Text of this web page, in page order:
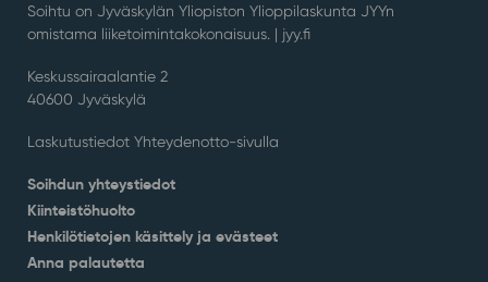
Soihtu on Jyväskylän Yliopiston Ylioppilaskunta JYYn
omistama liiketoimintakokonaisuus. | jyy.fi
Keskussairaalantie 2
40600 Jyväskylä
Laskutustiedot Yhteydenotto-sivulla
Soihdun yhteystiedot
Kiinteistöhuolto
Henkilötietojen käsittely ja evästeet
Anna palautetta